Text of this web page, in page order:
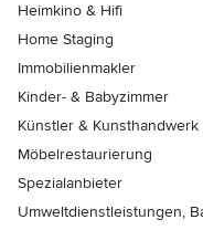
Heimkino & Hifi
Home Staging
Immobilienmakler
Kinder- & Babyzimmer
Künstler & Kunsthandwerk
Möbelrestaurierung
Spezialanbieter
Umweltdienstleistungen,